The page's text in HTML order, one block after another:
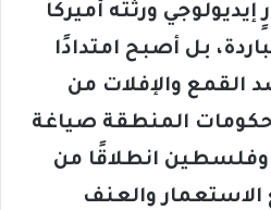
ورثته أميركا
بل أصبح امتدادًا
القمع والإفلات من
حكومات المنطقة صياغة
انطلاقًا من
الاستعمار والعنف